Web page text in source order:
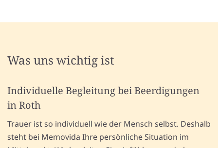
Was uns wichtig ist
Individuelle Begleitung bei Beerdigungen
in Roth
Trauer ist so individuell wie der Mensch selbst. Deshalb
steht bei Memovida Ihre persönliche Situation im